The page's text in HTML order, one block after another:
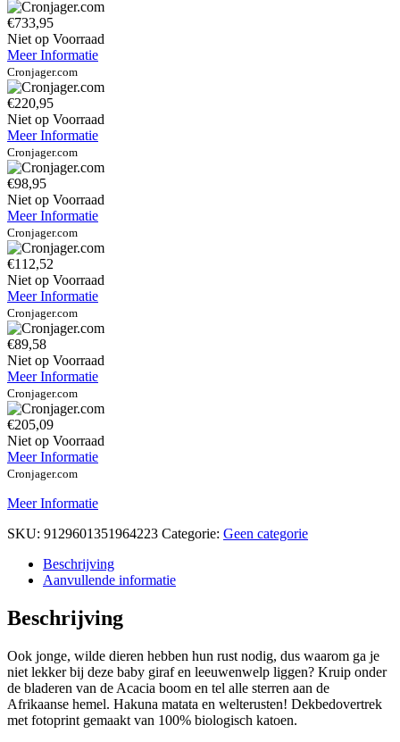
€733,95
Niet op Voorraad
Meer Informatie
Cronjager.com
€220,95
Niet op Voorraad
Meer Informatie
Cronjager.com
€98,95
Niet op Voorraad
Meer Informatie
Cronjager.com
€112,52
Niet op Voorraad
Meer Informatie
Cronjager.com
€89,58
Niet op Voorraad
Meer Informatie
Cronjager.com
€205,09
Niet op Voorraad
Meer Informatie
Cronjager.com
Meer Informatie
SKU: 9129601351964223 Categorie: Geen categorie
Beschrijving
Aanvullende informatie
Beschrijving
Ook jonge, wilde dieren hebben hun rust nodig, dus waarom ga je
niet lekker bij deze baby giraf en leeuwenwelp liggen? Kruip onder
de bladeren van de Acacia boom en tel alle sterren aan de
Afrikaanse hemel. Hakuna matata en welterusten! Dekbedovertrek
met fotoprint gemaakt van 100% biologisch katoen.